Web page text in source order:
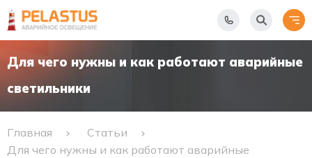
Для чего нужны и как работают аварийные
светильники
Главная
Статьи
Для чего нужны и как работают аварийные